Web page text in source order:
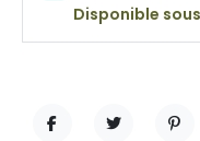
Disponible